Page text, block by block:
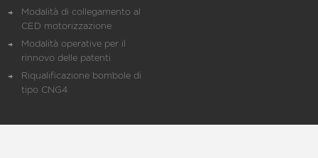
Modalità di collegamento al
CED motorizzazione
Modalità operative per il
rinnovo delle patenti
Riqualificazione bombole di
tipo CNG4